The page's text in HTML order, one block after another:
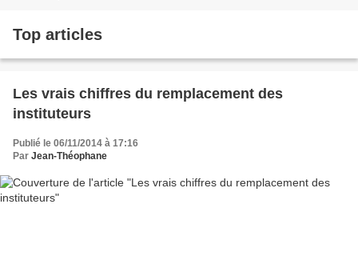
Top articles
Les vrais chiffres du remplacement des
instituteurs
Publié le 06/11/2014 à 17:16
Par Jean-Théophane